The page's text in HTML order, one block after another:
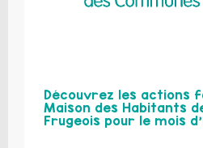
Découvrez les actions
Maison des Habitants
Frugeois pour le mois